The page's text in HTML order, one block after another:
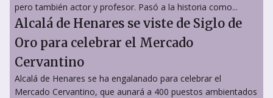
pero también actor y profesor. Pasó a la historia como...
Alcalá de Henares se viste de Siglo de
Oro para celebrar el Mercado
Cervantino
Alcalá de Henares se ha engalanado para celebrar el
Mercado Cervantino, que aunará a 400 puestos ambientados